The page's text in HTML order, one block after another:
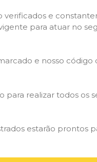
verificados e
para atuar no
e nosso código
realizar todos os
estarão prontos